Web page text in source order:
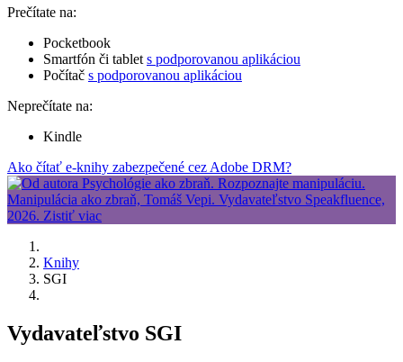
Prečítate na:
Pocketbook
Smartfón či tablet s podporovanou aplikáciou
Počítač s podporovanou aplikáciou
Neprečítate na:
Kindle
Ako čítať e-knihy zabezpečené cez Adobe DRM?
Knihy
SGI
Vydavateľstvo SGI